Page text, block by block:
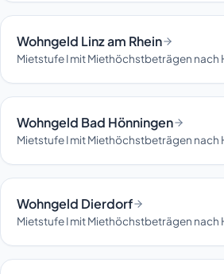
Wohngeld Linz am Rhein
Mietstufe I mit Miethöchstbeträgen nach
Wohngeld Bad Hönningen
Mietstufe I mit Miethöchstbeträgen nach
Wohngeld Dierdorf
Mietstufe I mit Miethöchstbeträgen nach